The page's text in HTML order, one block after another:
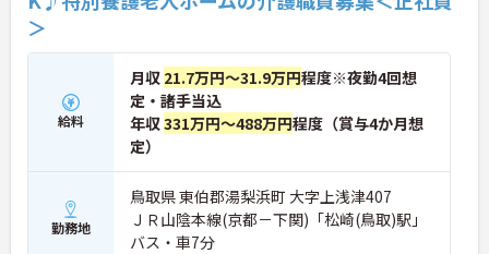
＞
給料
月収 21.7万円～31.9万円程度※夜勤4回想
定・諸手当込
年収331万円～488万円程度（賞与4か月想
定）
勤務地
鳥取県 東伯郡湯梨浜町 大字上浅津407
ＪＲ山陰本線(京都－下関)「松崎(鳥取)駅」
バス・車7分